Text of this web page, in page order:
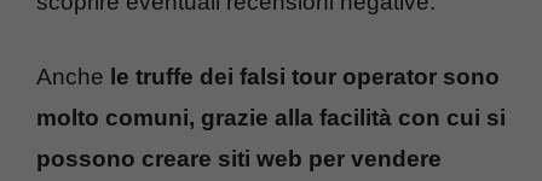
Anche le truffe dei falsi tour operator sono
molto comuni, grazie alla facilità con cui si
possono creare siti web per vendere